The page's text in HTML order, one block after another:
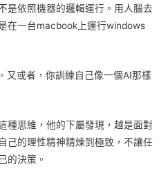
是依照機器的邏輯運行。用人腦去
在一台macbook上運行windows
又或者，你訓練自己像一個AI那樣
種思維，他的下屬發現，越是面對
己的理性精神精煉到極致，不讓任
的決策。